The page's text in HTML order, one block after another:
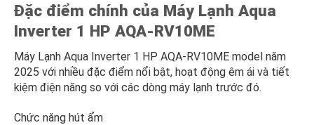
Đặc điểm chính của Máy Lạnh Aqua
Inverter 1 HP AQA-RV10ME
Máy Lạnh Aqua Inverter 1 HP AQA-RV10ME model năm
2025 với nhiều đặc điểm nổi bật, hoạt động êm ái và tiết
kiệm điện năng so với các dòng máy lạnh trước đó.
Chức năng hút ẩm